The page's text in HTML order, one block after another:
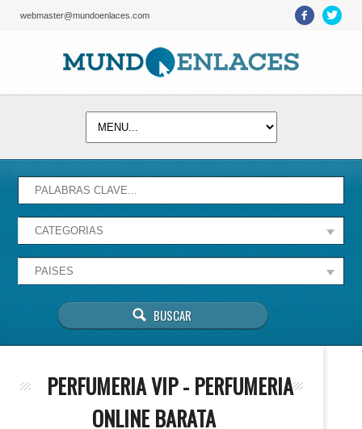
webmaster@mundoenlaces.com
PERFUMERIA VIP - PERFUMERIA
ONLINE BARATA